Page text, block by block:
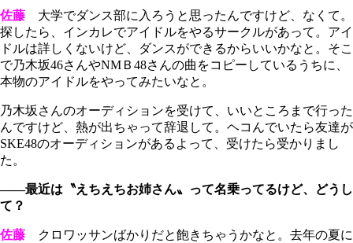
佐藤 大学でダンス部に入ろうと思ったんですけど、なくて。
探したら、インカレでアイドルをやるサークルがあって。アイ
ドルは詳しくないけど、ダンスができるからいいかなと。そこ
で乃木坂46さんやNMＢ48さんの曲をコピーしているうちに、
本物のアイドルをやってみたいなと。
乃木坂さんのオーディションを受けて、いいところまで行った
んですけど、熱が出ちゃって辞退して。ヘコんでいたら友達が
SKE48のオーディションがあるよって、受けたら受かりまし
た。
――最近は〝えちえちお姉さん〟って名乗ってるけど、どうし
て？
佐藤 クロワッサンばかりだと飽きちゃうかなと。去年の夏に